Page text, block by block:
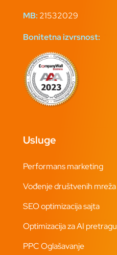
MB: 21532029
Bonitetna izvrsnost:
Usluge
Performans marketing
Vođenje društvenih mreža
SEO optimizacija sajta
Optimizacija za AI pretragu
PPC Oglašavanje